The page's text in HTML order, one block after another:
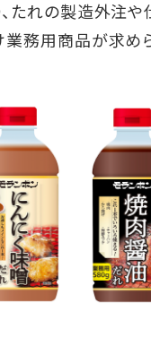
たれの製造外注
務用商品が求め